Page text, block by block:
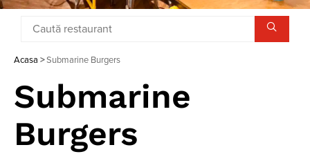
Acasa >Submarine Burgers
Submarine
Burgers